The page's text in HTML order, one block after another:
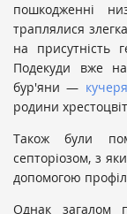
пошкодженні
траплялися
на присутність
Подекуди вже на
бур'яни —
родини
Також були
септоріозом, з
допомогою
Однак загалом